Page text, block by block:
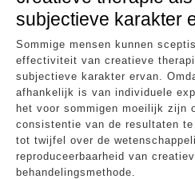
subjectieve karakter
Sommige mensen kunnen
effectiviteit van creatieve
subjectieve karakter ervan.
afhankelijk is van individuele
het voor sommigen moeilijk zijn
consistentie van de resultaten
tot twijfel over de
reproduceerbaarheid van
behandelingsmethode.